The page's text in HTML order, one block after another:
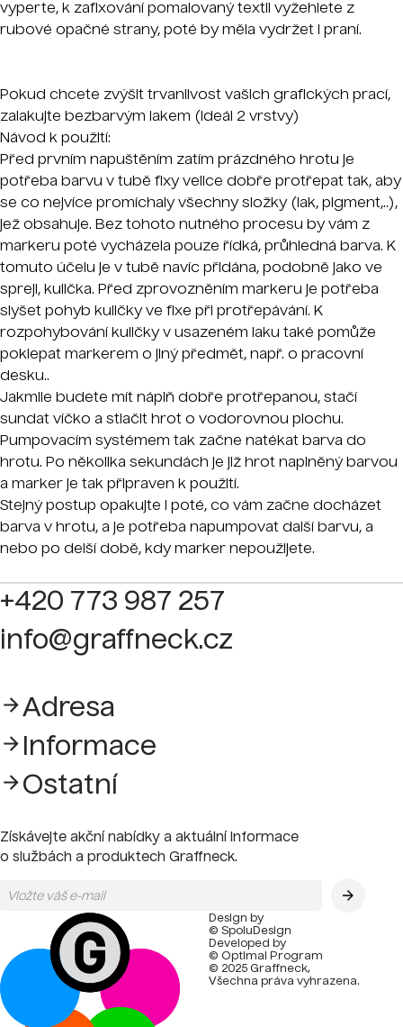
vyperte, k zafixování pomalovaný textil vyžehlete z
rubové opačné strany, poté by měla vydržet i praní.
Pokud chcete zvýšit trvanlivost vašich grafických prací,
zalakujte bezbarvým lakem (ideál 2 vrstvy)
Návod k použití:
Před prvním napuštěním zatím prázdného hrotu je
potřeba barvu v tubě fixy velice dobře protřepat tak, aby
se co nejvíce promíchaly všechny složky (lak, pigment,..),
jež obsahuje. Bez tohoto nutného procesu by vám z
markeru poté vycházela pouze řídká, průhledná barva. K
tomuto účelu je v tubě navíc přidána, podobně jako ve
spreji, kulička. Před zprovozněním markeru je potřeba
slyšet pohyb kuličky ve fixe při protřepávání. K
rozpohybování kuličky v usazeném laku také pomůže
poklepat markerem o jiný předmět, např. o pracovní
desku..
Jakmile budete mít náplň dobře protřepanou, stačí
sundat víčko a stlačit hrot o vodorovnou plochu.
Pumpovacím systémem tak začne natékat barva do
hrotu. Po několika sekundách je již hrot naplněný barvou
a marker je tak připraven k použití.
Stejný postup opakujte i poté, co vám začne docházet
barva v hrotu, a je potřeba napumpovat další barvu, a
nebo po delší době, kdy marker nepoužijete.
+420 773 987 257
info@graffneck.cz
Adresa
Informace
Ostatní
Získávejte akční nabídky a aktuální informace
o službách a produktech Graffneck.
Design by
© SpoluDesign
Developed by
© Optimal Program
© 2025 Graffneck,
Všechna práva vyhrazena.